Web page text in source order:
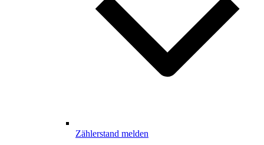
Zählerstand melden